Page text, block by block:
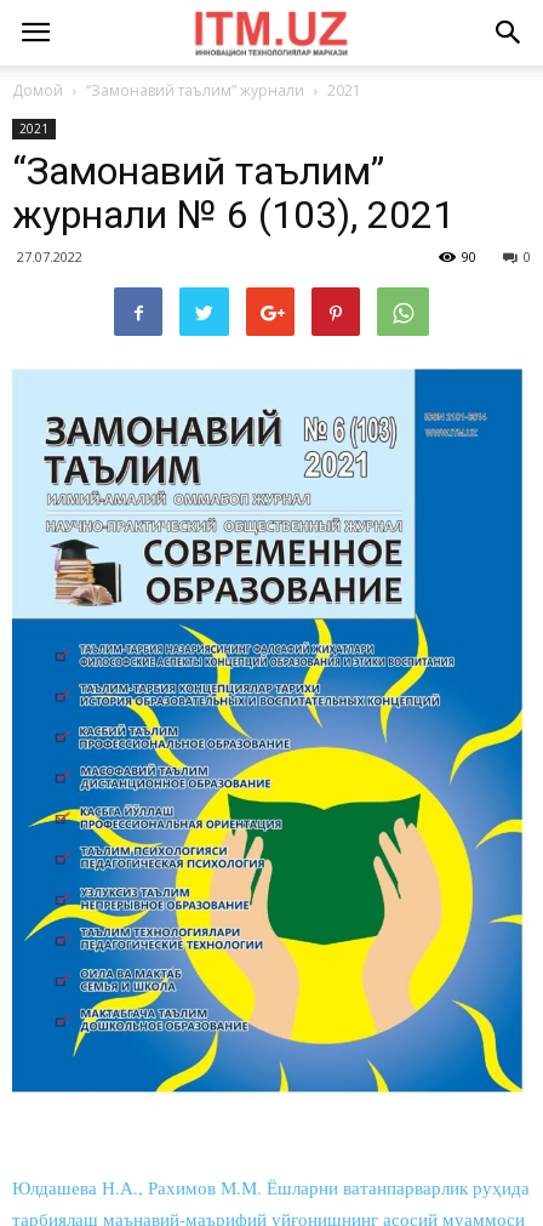
Домой “Замонавий таълим” журнали 2021
2021
“Замонавий таълим”
журнали № 6 (103), 2021
27.07.2022 0
90
Юлдашева Н.А., Рахимов М.М. Ёшларни ватанпарварлик руҳида
тарбиялаш маънавий-маърифий уйғонишнинг асосий муаммоси